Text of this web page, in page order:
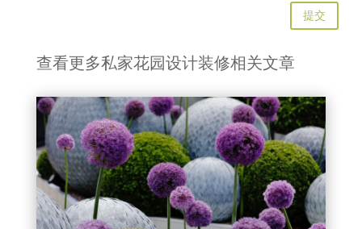
提交
查看更多私家花园设计装修相关文章